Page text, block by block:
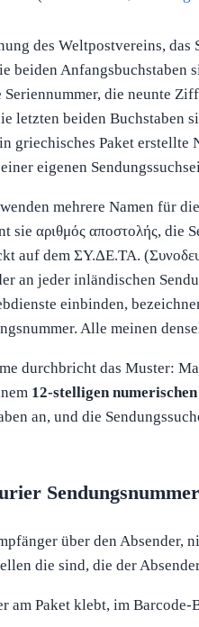
des Weltpostvereins, das
beiden Anfangsbuchstaben
die neunte
letzten beiden Buchstaben
griechisches Paket erstellte
eigenen
mehrere Namen für
sie αριθμός αποστολής, die
auf dem ΣΥ.ΔΕ.ΤΑ.
an jeder inländischen
einbinden,
Alle meinen
durchbricht das Muster:
12-stelligen numerischen
an, und die
über den Absender,
die sind, die der
am Paket klebt, im Barcode-